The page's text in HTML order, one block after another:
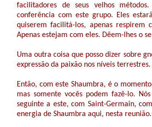
facilitadores de seus velhos
conferência com este grupo. Eles
quiserem facilitá-los, apenas
Apenas estejam com eles. Dêem-lhes o
Uma outra coisa que posso dizer sobre
expressão da paixão nos níveis terrestres.
Então, com este Shaumbra, é o
mas somente vocês podem fazê-lo.
seguinte a este, com Saint-Germain,
energia de Shaumbra aqui, nesta reunião.